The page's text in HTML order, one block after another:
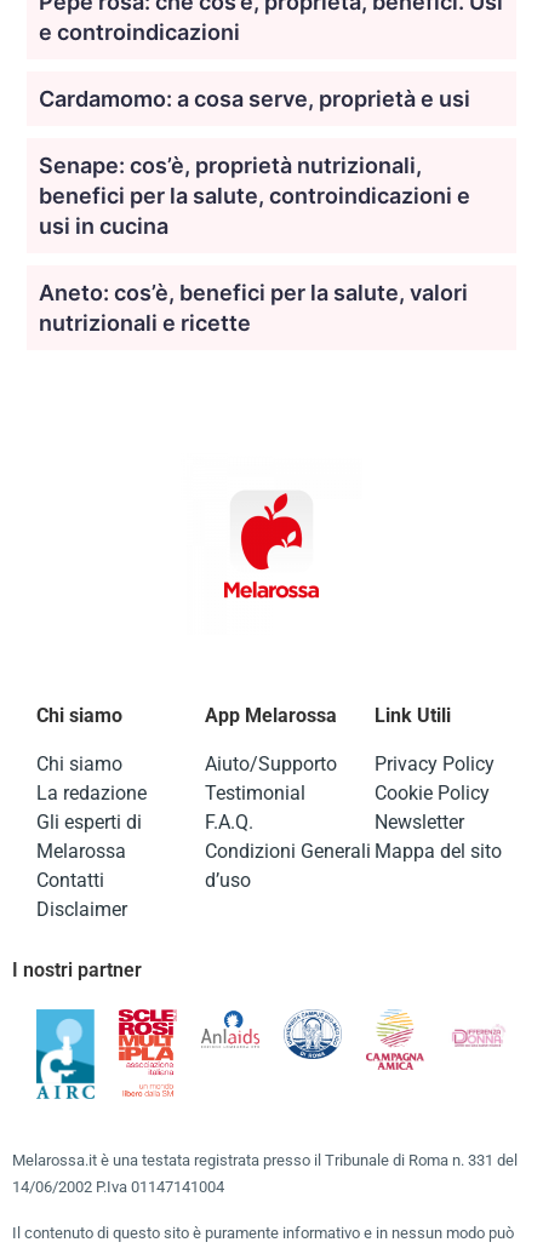
e controindicazioni
Cardamomo: a cosa serve, proprietà e usi
Senape: cos’è, proprietà nutrizionali,
benefici per la salute, controindicazioni e
usi in cucina
Aneto: cos’è, benefici per la salute, valori
nutrizionali e ricette
Chi siamo
Chi siamo
La redazione
Gli esperti di
Melarossa
Contatti
Disclaimer
App Melarossa
Aiuto/Supporto
Testimonial
F.A.Q.
Condizioni Generali
d’uso
Link Utili
Privacy Policy
Cookie Policy
Newsletter
Mappa del sito
I nostri partner
Melarossa.it è una testata registrata presso il Tribunale di Roma n. 331 del
14/06/2002 P.Iva 01147141004
Il contenuto di questo sito è puramente informativo e in nessun modo può